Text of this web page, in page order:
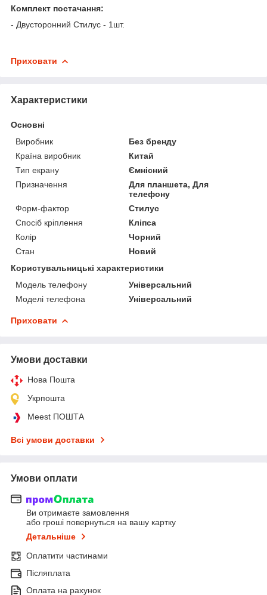
Комплект постачання:
- Двусторонний Стилус - 1шт.
Приховати
Характеристики
Основні
Виробник
Без бренду
Країна виробник
Китай
Тип екрану
Ємнісний
Призначення
Для планшета, Для
телефону
Форм-фактор
Стилус
Спосіб кріплення
Кліпса
Колір
Чорний
Стан
Новий
Користувальницькі характеристики
Модель телефону
Універсальний
Моделі телефона
Універсальний
Приховати
Умови доставки
Нова Пошта
Укрпошта
Meest ПОШТА
Всі умови доставки
Умови оплати
Ви отримаєте замовлення
або гроші повернуться на вашу картку
Детальніше
Оплатити частинами
Післяплата
Оплата на рахунок